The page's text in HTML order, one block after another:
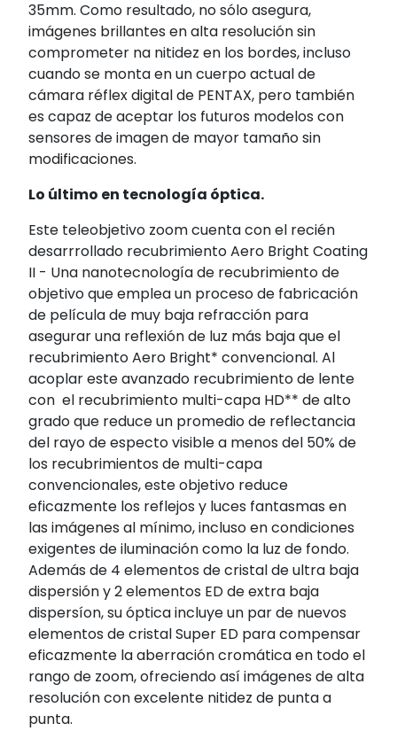
35mm. Como resultado, no sólo asegura,
imágenes brillantes en alta resolución sin
comprometer na nitidez en los bordes, incluso
cuando se monta en un cuerpo actual de
cámara réflex digital de PENTAX, pero también
es capaz de aceptar los futuros modelos con
sensores de imagen de mayor tamaño sin
modificaciones.
Lo último en tecnología óptica.
Este teleobjetivo zoom cuenta con el recién
desarrrollado recubrimiento Aero Bright Coating
II - Una nanotecnología de recubrimiento de
objetivo que emplea un proceso de fabricación
de película de muy baja refracción para
asegurar una reflexión de luz más baja que el
recubrimiento Aero Bright* convencional. Al
acoplar este avanzado recubrimiento de lente
con el recubrimiento multi-capa HD** de alto
grado que reduce un promedio de reflectancia
del rayo de especto visible a menos del 50% de
los recubrimientos de multi-capa
convencionales, este objetivo reduce
eficazmente los reflejos y luces fantasmas en
las imágenes al mínimo, incluso en condiciones
exigentes de iluminación como la luz de fondo.
Además de 4 elementos de cristal de ultra baja
dispersión y 2 elementos ED de extra baja
dispersíon, su óptica incluye un par de nuevos
elementos de cristal Super ED para compensar
eficazmente la aberración cromática en todo el
rango de zoom, ofreciendo así imágenes de alta
resolución con excelente nitidez de punta a
punta.